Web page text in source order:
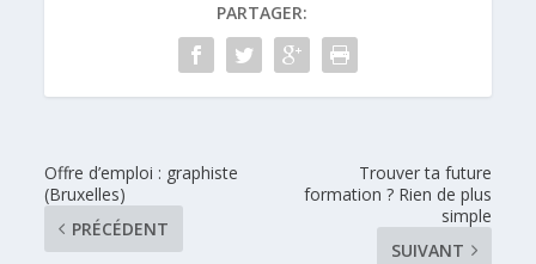
PARTAGER:
Offre d’emploi : graphiste
(Bruxelles)
PRÉCÉDENT
Trouver ta future
formation ? Rien de plus
simple
SUIVANT